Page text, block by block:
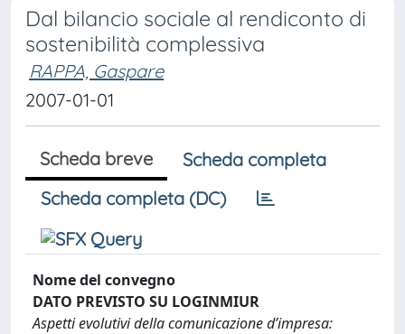
Dal bilancio sociale al rendiconto di
sostenibilità complessiva
RAPPA, Gaspare
2007-01-01
Scheda breve
Scheda completa
Scheda completa (DC)
Nome del convegno
DATO PREVISTO SU LOGINMIUR
Aspetti evolutivi della comunicazione d’impresa: